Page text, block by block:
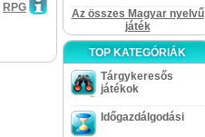
RPG
Az összes Magyar nyelvű
játék
TOP KATEGÓRIÁK
Tárgykeresős
játékok
Időgazdálgodási